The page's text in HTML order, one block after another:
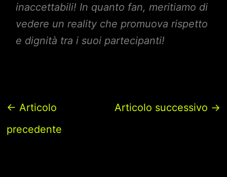
inaccettabili! In quanto fan, meritiamo di
vedere un reality che promuova rispetto
e dignità tra i suoi partecipanti!
← Articolo
precedente
Articolo successivo →